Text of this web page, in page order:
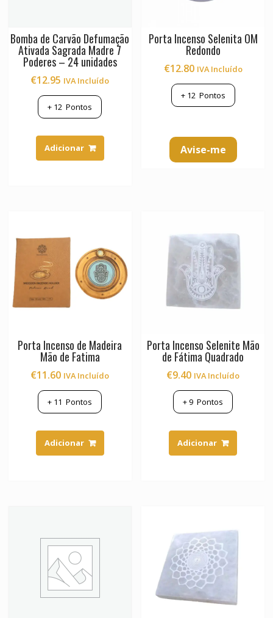
Bomba de Carvão Defumação
Ativada Sagrada Madre 7
Poderes – 24 unidades
€12.95 IVA Incluído
+ 12 Pontos
Adicionar
Porta Incenso Selenita OM
Redondo
€12.80 IVA Incluído
+ 12Pontos
Avise-me
Porta Incenso de Madeira
Mão de Fatima
€11.60 IVA Incluído
+ 11 Pontos
Adicionar
Porta Incenso Selenite Mão
de Fátima Quadrado
€9.40 IVA Incluído
+9 Pontos
Adicionar